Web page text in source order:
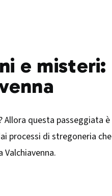
e misteri:
questa passeggiata è
processi di stregoneria che